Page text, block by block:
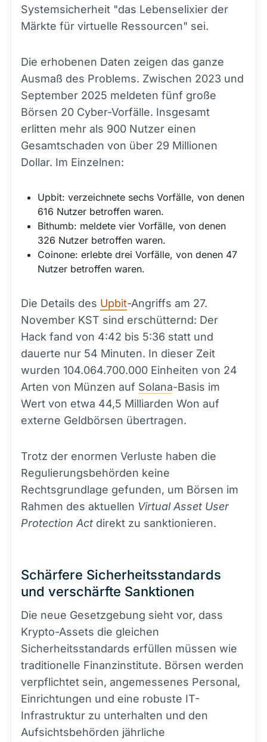
Systemsicherheit "das Lebenselixier der
Märkte für virtuelle Ressourcen" sei.
Die erhobenen Daten zeigen das ganze
Ausmaß des Problems. Zwischen 2023 und
September 2025 meldeten fünf große
Börsen 20 Cyber-Vorfälle. Insgesamt
erlitten mehr als 900 Nutzer einen
Gesamtschaden von über 29 Millionen
Dollar. Im Einzelnen:
Upbit: verzeichnete sechs Vorfälle, von denen
616 Nutzer betroffen waren.
Bithumb: meldete vier Vorfälle, von denen
326 Nutzer betroffen waren.
Coinone: erlebte drei Vorfälle, von denen 47
Nutzer betroffen waren.
Die Details des Upbit-Angriffs am 27.
November KST sind erschütternd: Der
Hack fand von 4:42 bis 5:36 statt und
dauerte nur 54 Minuten. In dieser Zeit
wurden 104.064.700.000 Einheiten von 24
Arten von Münzen auf Solana-Basis im
Wert von etwa 44,5 Milliarden Won auf
externe Geldbörsen übertragen.
Trotz der enormen Verluste haben die
Regulierungsbehörden keine
Rechtsgrundlage gefunden, um Börsen im
Rahmen des aktuellen Virtual Asset User
Protection Act direkt zu sanktionieren.
Schärfere Sicherheitsstandards
und verschärfte Sanktionen
Die neue Gesetzgebung sieht vor, dass
Krypto-Assets die gleichen
Sicherheitsstandards erfüllen müssen wie
traditionelle Finanzinstitute. Börsen werden
verpflichtet sein, angemessenes Personal,
Einrichtungen und eine robuste IT-
Infrastruktur zu unterhalten und den
Aufsichtsbehörden jährliche